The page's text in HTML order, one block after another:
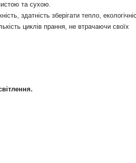
та сухою.
здатність зберігати тепло,
циклів прання, не втрачаючи своїх